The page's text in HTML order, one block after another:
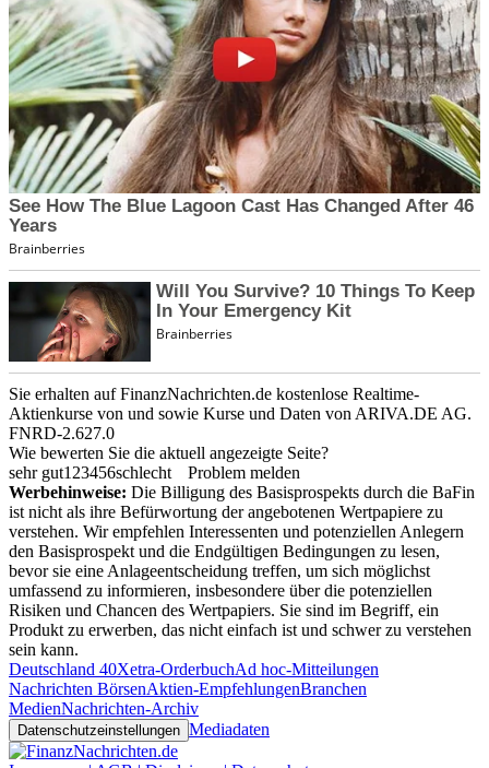
Sie erhalten auf FinanzNachrichten.de kostenlose Realtime-
Aktienkurse von und sowie Kurse und Daten von ARIVA.DE AG.
FNRD-2.627.0
Wie bewerten Sie die aktuell angezeigte Seite?
sehr gut1 23456schlecht
Problem melden
Werbehinweise: Die Billigung des Basisprospekts durch die BaFin
ist nicht als ihre Befürwortung der angebotenen Wertpapiere zu
verstehen. Wir empfehlen Interessenten und potenziellen Anlegern
den Basisprospekt und die Endgültigen Bedingungen zu lesen,
bevor sie eine Anlageentscheidung treffen, um sich möglichst
umfassend zu informieren, insbesondere über die potenziellen
Risiken und Chancen des Wertpapiers. Sie sind im Begriff, ein
Produkt zu erwerben, das nicht einfach ist und schwer zu verstehen
sein kann.
Deutschland 40Xetra-OrderbuchAd hoc-Mitteilungen
Nachrichten BörsenAktien-EmpfehlungenBranchen
MedienNachrichten-Archiv
Datenschutzeinstellungen Mediadaten